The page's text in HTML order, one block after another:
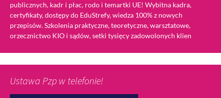
publicznych, kadr i płac, rodo i temartki UE! Wybitna kadra,
certyfikaty, dostępy do EduStrefy, wiedza 100% z nowych
przepisów. Szkolenia praktyczne, teoretyczne, warsztatowe,
orzecznictwo KIO i sądów, setki tysięcy zadowolonych klien
Ustawa Pzp w telefonie!